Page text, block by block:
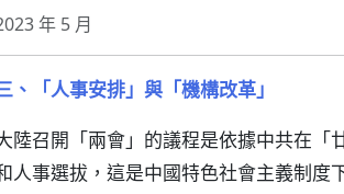
年 5 月
、「人事安排」與「機構改革」
陸召開「兩會」的議程是依據中共在「
人事選拔，這是中國特色社會主義制度